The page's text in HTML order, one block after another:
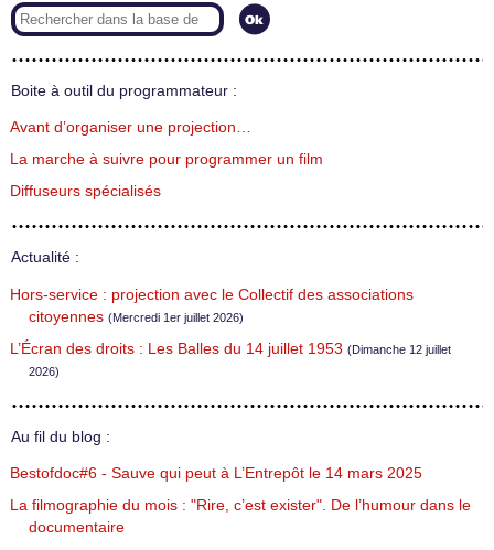
Boite à outil du programmateur :
Avant d’organiser une projection…
La marche à suivre pour programmer un film
Diffuseurs spécialisés
Actualité :
Hors-service : projection avec le Collectif des associations
citoyennes (Mercredi 1er juillet 2026)
L’Écran des droits : Les Balles du 14 juillet 1953 (Dimanche 12 juillet
2026)
Au fil du blog :
Bestofdoc#6 - Sauve qui peut à L’Entrepôt le 14 mars 2025
La filmographie du mois : "Rire, c’est exister". De l’humour dans le
documentaire